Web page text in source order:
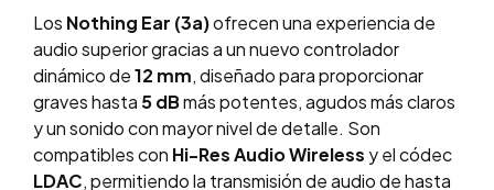
Los Nothing Ear (3a)ofrecen una experiencia de
audio superior gracias a un nuevo controlador
dinámico de12 mm, diseñado para proporcionar
graves hasta 5 dBmás potentes, agudos más claros
y un sonido con mayor nivel de detalle. Son
compatibles con Hi-Res Audio Wireless y el códec
LDAC, permitiendo la transmisión de audio de hasta